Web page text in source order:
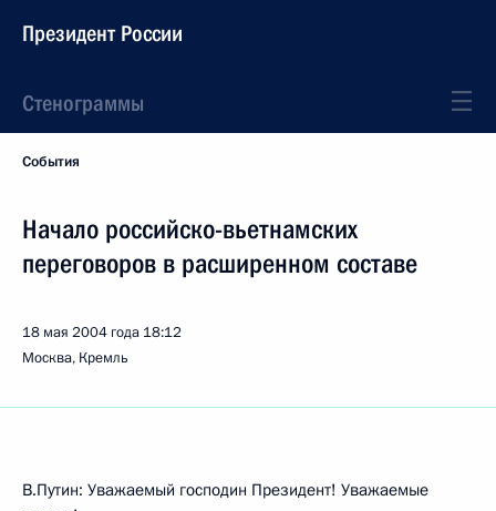
Президент России
Стенограммы
События
Начало российско-вьетнамских
переговоров в расширенном составе
18 мая 2004 года 18:12
Москва, Кремль
В.Путин: Уважаемый господин Президент! Уважаемые